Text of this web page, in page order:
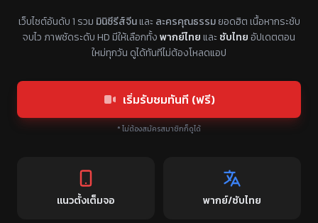
เว็บไซต์อันดับ 1 รวม มินิซีรีส์จีนและ ละครคุณธรรมยอดฮิต เนื้อหากระชับ
จบไว ภาพชัดระดับ HD มีให้เลือกทั้งพากย์ไทยและ ซับไทยอัปเดตตอน
ใหม่ทุกวัน ดูได้ทันทีไม่ต้องโหลดแอป
เริ่มรับชมทันที (ฟรี)
* ไม่ต้องสมัครสมาชิกก็ดูได้
แนวตั้งเต็มจอ พากย์/ซับไทย